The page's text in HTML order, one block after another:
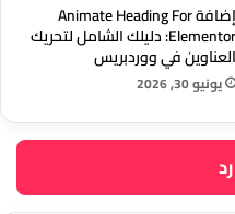
إضافة Animate Heading For
Elementor: دليلك الشامل لتحريك
العناوين في ووردبريس
يونيو 30, 2026